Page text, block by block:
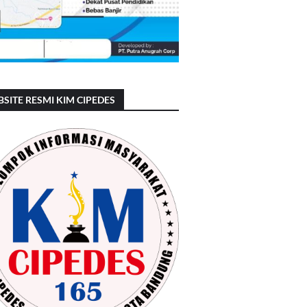
RESMI KIM CIPEDES